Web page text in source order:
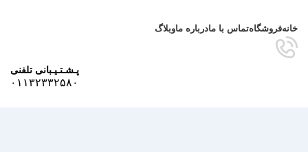
خانهفروشگاهتماس با مادرباره ماوبلاگ
پـشـتـیـبانی تلفنی
۰۱۱۳۲۳۳۲۵۸۰